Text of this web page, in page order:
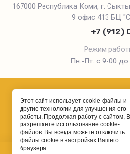
167000 Республика Коми, г.
9 офис 413 БЦ
+7 (912)
Режим
Пн.-Пт. с 9-00 до
создать интернет магазин—
Этот сайт использует cookie-файлы и
другие технологии для улучшения его
работы. Продолжая работу с сайтом,
разрешаете использование cookie-
файлов. Вы всегда можете отключить
файлы cookie в настройках Вашего
браузера.